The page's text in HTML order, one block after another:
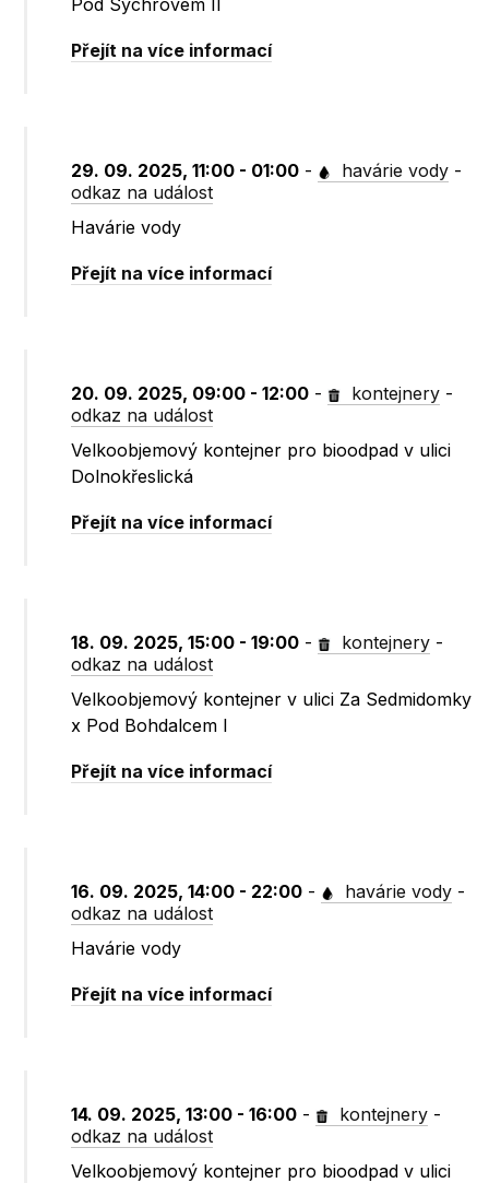
Pod Sychrovem II
Přejít na více informací
29. 09. 2025, 11:00 - 01:00 - havárie vody -
odkaz na událost
Havárie vody
Přejít na více informací
20. 09. 2025, 09:00 - 12:00 - kontejnery -
odkaz na událost
Velkoobjemový kontejner pro bioodpad v ulici
Dolnokřeslická
Přejít na více informací
18. 09. 2025, 15:00 - 19:00 - kontejnery -
odkaz na událost
Velkoobjemový kontejner v ulici Za Sedmidomky
x Pod Bohdalcem I
Přejít na více informací
16. 09. 2025, 14:00 - 22:00 - havárie vody -
odkaz na událost
Havárie vody
Přejít na více informací
14. 09. 2025, 13:00 - 16:00 - kontejnery -
odkaz na událost
Velkoobjemový kontejner pro bioodpad v ulici